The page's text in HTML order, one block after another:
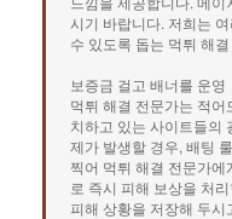
시기 바랍니다. 저희는
수 있도록 돕는 먹튀 해
보증금 걸고 배너를 운영
먹튀 해결 전문가는 적
치하고 있는 사이트들의
제가 발생할 경우, 배팅
찍어 먹튀 해결 전문가
로 즉시 피해 보상을 처
피해 상황을 저장해 두